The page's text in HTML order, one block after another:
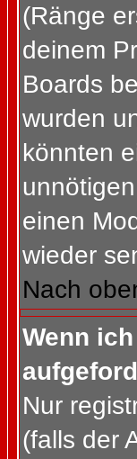
(Ränge
deinem
Boards
wurden
könnten
einen
wieder
Nach
Wenn
Nur
(falls der